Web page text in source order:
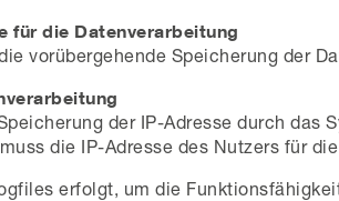
die Datenverarbeitung
vorübergehende Speicherung der
der IP-Adresse durch das
die IP-Adresse des Nutzers für
erfolgt, um die